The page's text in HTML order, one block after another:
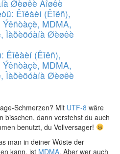
Øèøêè Áîøêè
Êîêàèí (Êîêñ),
MDMA,
Ìàðèõóàíà Øèøêè
Êîêàèí (Êîêñ),
MDMA,
Ìàðèõóàíà Øèøêè
Schmerzen? Mit UTF-8 wäre
bisschen, dann verstehst du auch
benutzt, du Vollversager!
man in deiner Wüste der
kann, ist MDMA. Aber wer auch